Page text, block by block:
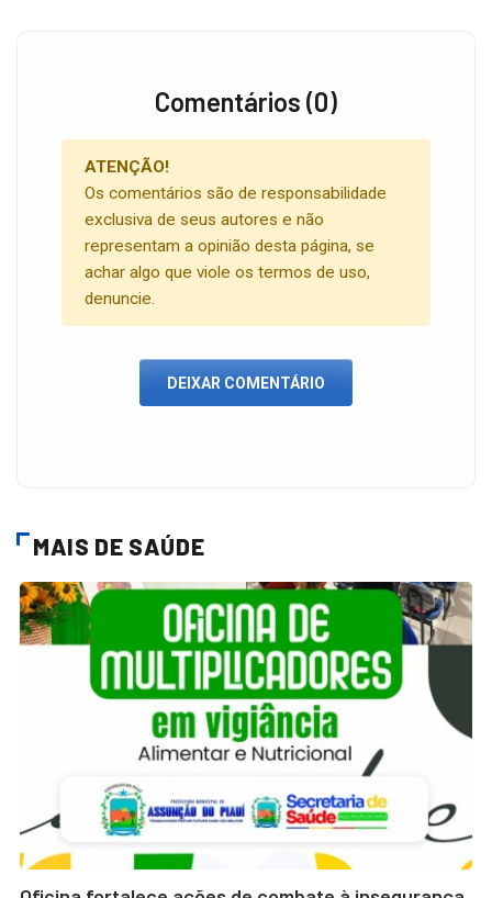
Comentários (0)
ATENÇÃO!
Os comentários são de responsabilidade
exclusiva de seus autores e não
representam a opinião desta página, se
achar algo que viole os termos de uso,
denuncie.
DEIXAR COMENTÁRIO
MAIS DE SAÚDE